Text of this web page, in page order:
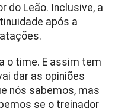
do Leão. Inclusive, a
após a
o time. E assim tem
dar as opiniões
nós sabemos, mas
se o treinador